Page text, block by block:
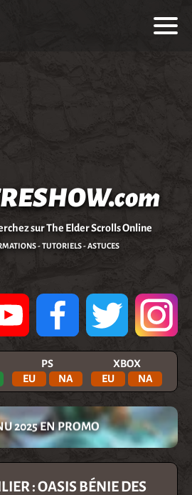
sur The Elder Scrolls Online
- TUTORIELS - ASTUCES
PS
EU
NA
XBOX
EU
NA
2025 EN PROMO
: OASIS BÉNIE DES